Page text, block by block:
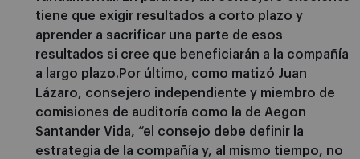
tiene que exigir resultados a corto plazo y
aprender a sacrificar una parte de esos
resultados si cree que beneficiarán a la compañía
a largo plazo.Por último, como matizó Juan
Lázaro, consejero independiente y miembro de
comisiones de auditoría como la de Aegon
Santander Vida, “el consejo debe definir la
estrategia de la compañía y, al mismo tiempo, no